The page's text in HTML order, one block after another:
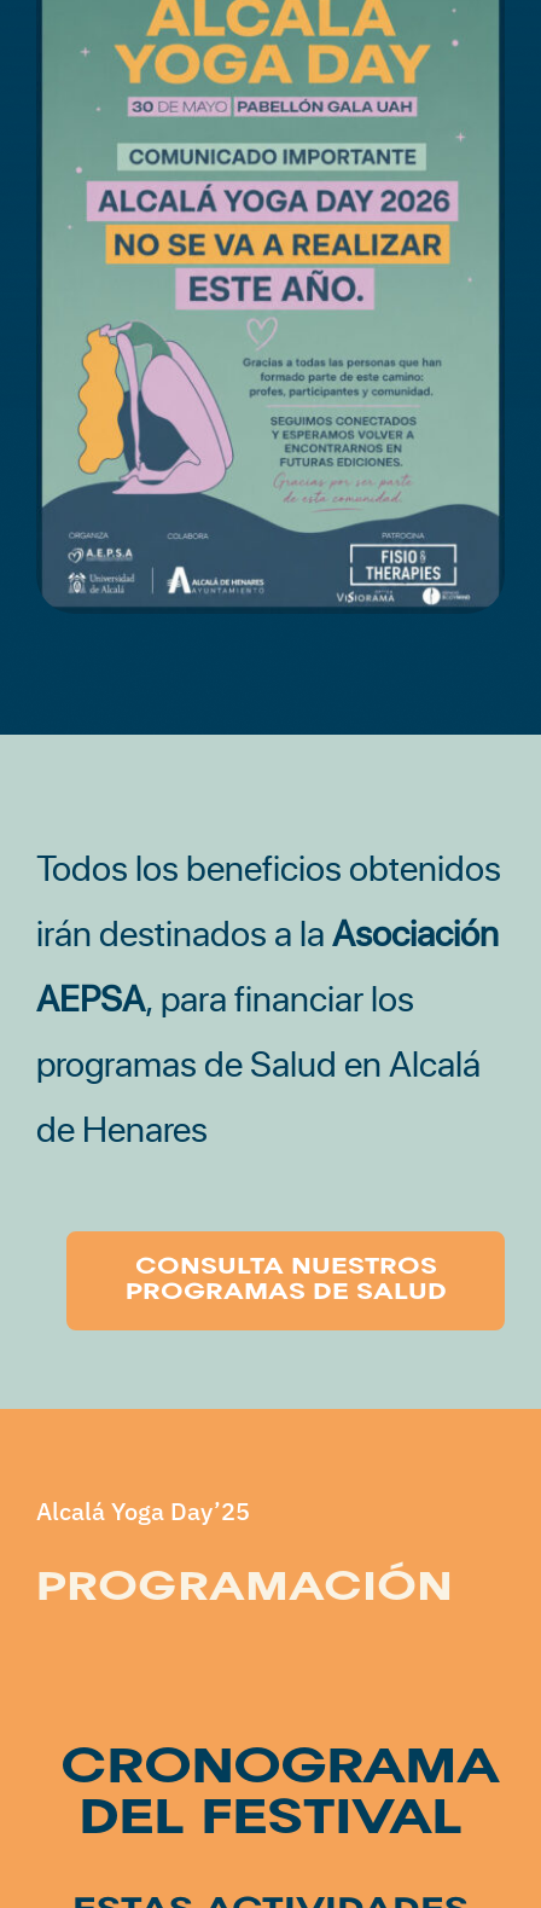
Todos los beneficios obtenidos
irán destinados a laAsociación
AEPSA, para financiar los
programas de Salud en Alcalá
de Henares
CONSULTA NUESTROS
PROGRAMAS DE SALUD
Alcalá Yoga Day’25
PROGRAMACIÓN
CRONOGRAMA
DEL FESTIVAL